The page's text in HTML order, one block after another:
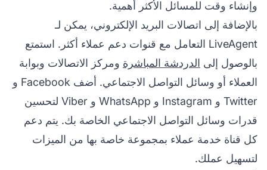
وإنشاء وقت للمسائل الأكثر أهمية.
بالإضافة إلى اتصالات البريد الإلكتروني، يمكن لـ
LiveAgent التعامل مع قنوات دعم عملاء أكثر. استمتع
بالوصول إلى الدردشة المباشرة ومركز الاتصالات وبوابة
العملاء أو وسائل التواصل الاجتماعي. أضف Facebook و
Twitter و Instagram و WhatsApp و Viber لتحسين
قدرات وسائل التواصل الاجتماعي الخاصة بك. يتم دعم
كل قناة خدمة عملاء بمجموعة خاصة بها من الميزات
لتسهيل عملك.